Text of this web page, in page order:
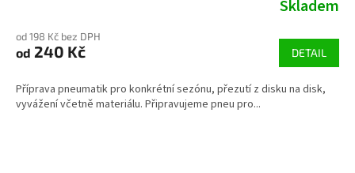
Skladem
od 198 Kč bez DPH
od 240 Kč DETAIL
Příprava pneumatik pro konkrétní sezónu, přezutí z disku na disk,
vyvážení včetně materiálu. Připravujeme pneu pro...